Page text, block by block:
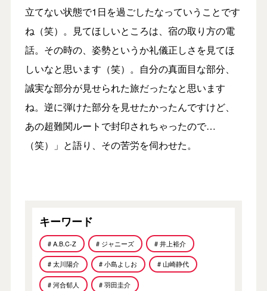
立てない状態で1日を過ごしたなっていうことです
ね（笑）。見てほしいところは、宿の取り方の電
話。その時の、姿勢というか礼儀正しさを見てほ
しいなと思います（笑）。自分の真面目な部分、
誠実な部分が見せられた旅だったなと思います
ね。逆に弾けた部分を見せたかったんですけど、
あの超難関ルートで封印されちゃったので…
（笑）」と語り、その苦労を伺わせた。
キーワード
# A.B.C-Z # ジャニーズ # 井上裕介
# 太川陽介 # 小島よしお # 山崎静代
# 河合郁人 # 羽田圭介